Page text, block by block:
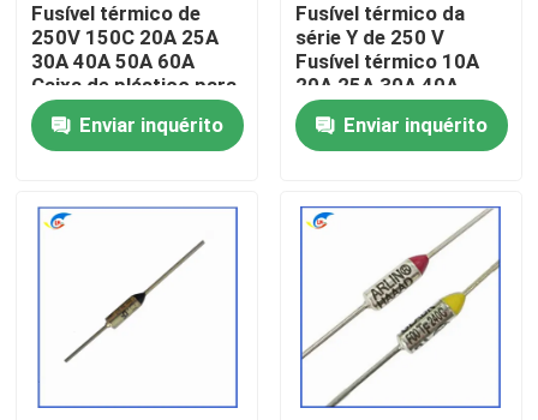
Para casa
Sobre nós
Fusível térmico de
250V 150C 20A 25A
30A 40A 50A 60A
Caixa de plástico para
longa duração
Enviar inquérito
Fusível térmico da
série Y de 250 V
Fusível térmico 10A
20A 25A 30A 40A
100°C
Enviar inquérito